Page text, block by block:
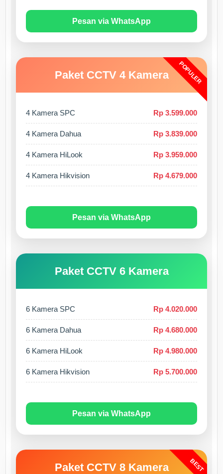
Pesan via WhatsApp
POPULER
Paket CCTV 4 Kamera
4 Kamera SPC Rp 3.599.000
4 Kamera Dahua Rp 3.839.000
4 Kamera HiLook Rp 3.959.000
4 Kamera Hikvision Rp 4.679.000
Pesan via WhatsApp
Paket CCTV 6 Kamera
6 Kamera SPC Rp 4.020.000
6 Kamera Dahua Rp 4.680.000
6 Kamera HiLook Rp 4.980.000
6 Kamera Hikvision Rp 5.700.000
Pesan via WhatsApp
BEST
Paket CCTV 8 Kamera